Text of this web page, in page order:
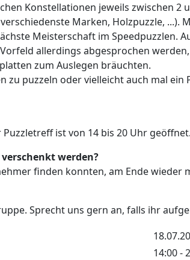
Konstellationen jeweils zwischen 2
Marken, Holzpuzzle, ...).
Meisterschaft im Speedpuzzlen.
allerdings abgesprochen
zum Auslegen bräuchten.
puzzeln oder vielleicht auch mal ein
ist von 14 bis 20 Uhr geöffnet.
werden?
finden konnten, am Ende wieder
Sprecht uns gern an, falls ihr
14:00 -